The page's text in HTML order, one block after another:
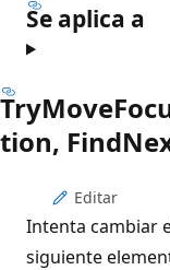
Se aplica a
tion,
Editar
Intenta cambiar
siguiente